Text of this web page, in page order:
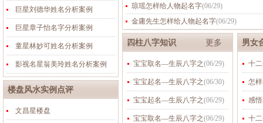
巨星刘德华姓名分析案例
巨星章子怡名字分析案例
童星林妙可姓名分析案例
影视名星翁美玲姓名分析案例
楼盘风水实例点评
文昌星楼盘
琼瑶怎样给人物起名字(06/29)
金庸先生怎样给人物起名字(06/29)
四柱八字知识 更多
宝宝取名—生辰八字之(06/29)
宝宝起名—生辰八字之(06/30)
宝宝起名—生辰八字之(06/29)
宝宝取名—生辰八字之(06/29)
男女
十
怎
感
十